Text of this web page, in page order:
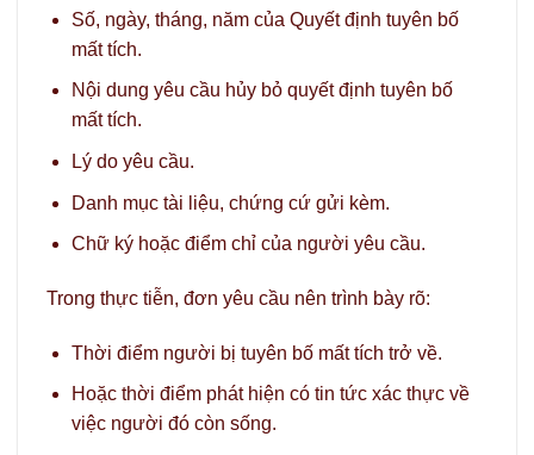
Số, ngày, tháng, năm của Quyết định tuyên bố
mất tích.
Nội dung yêu cầu hủy bỏ quyết định tuyên bố
mất tích.
Lý do yêu cầu.
Danh mục tài liệu, chứng cứ gửi kèm.
Chữ ký hoặc điểm chỉ của người yêu cầu.
Trong thực tiễn, đơn yêu cầu nên trình bày rõ:
Thời điểm người bị tuyên bố mất tích trở về.
Hoặc thời điểm phát hiện có tin tức xác thực về
việc người đó còn sống.